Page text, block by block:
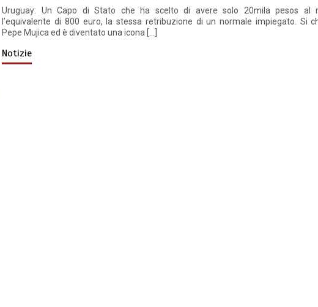
Uruguay: Un Capo di Stato che ha scelto di avere solo 20mila pesos al
l’equivalente di 800 euro, la stessa retribuzione di un normale impiegato. Si
Pepe Mujica ed è diventato una icona […]
Notizie